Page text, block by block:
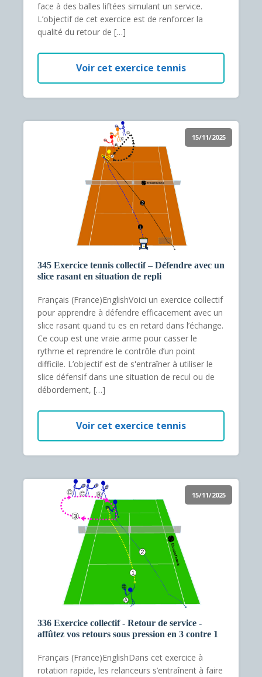
face à des balles liftées simulant un service.
L’objectif de cet exercice est de renforcer la
qualité du retour de […]
Voir cet exercice tennis
15/11/2025
345 Exercice tennis collectif – Défendre avec un
slice rasant en situation de repli
Français (France)EnglishVoici un exercice collectif
pour apprendre à défendre efficacement avec un
slice rasant quand tu es en retard dans l’échange.
Ce coup est une vraie arme pour casser le
rythme et reprendre le contrôle d’un point
difficile. L’objectif est de s'entraîner à utiliser le
slice défensif dans une situation de recul ou de
débordement, […]
Voir cet exercice tennis
15/11/2025
336 Exercice collectif - Retour de service -
affûtez vos retours sous pression en 3 contre 1
Français (France)EnglishDans cet exercice à
rotation rapide, les relanceurs s’entraînent à faire